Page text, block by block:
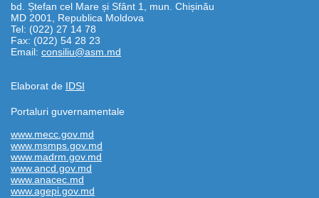
bd. Ștefan cel Mare și Sfânt 1, mun. Chișinău
MD 2001, Republica Moldova
Tel: (022) 27 14 78
Fax: (022) 54 28 23
Email: consiliu@asm.md
Elaborat de IDSI
Portaluri guvernamentale
www.mecc.gov.md
www.msmps.gov.md
www.madrm.gov.md
www.ancd.gov.md
www.anacec.md
www.agepi.gov.md